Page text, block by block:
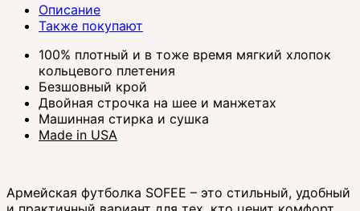
Описание
Также покупают
100% плотный и в тоже время мягкий хлопок
кольцевого плетения
Безшовный крой
Двойная строчка на шее и манжетах
Машинная стирка и сушка
Made in USA
Армейская футболка SOFEE – это стильный, удобный